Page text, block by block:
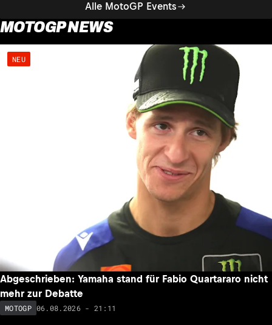
Alle MotoGP Events
MOTOGP NEWS
NEU
Abgeschrieben: Yamaha stand für Fabio Quartararo nicht
mehr zur Debatte
MOTOGP 06.08.2026 - 21:11